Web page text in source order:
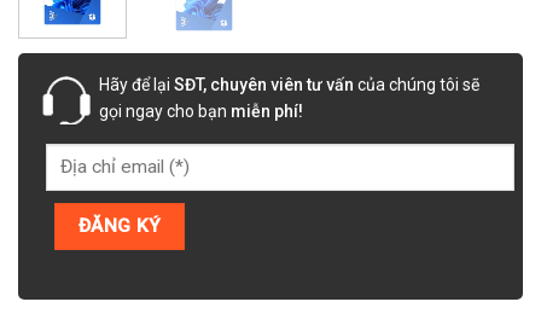
Hãy để lại SĐT, chuyên viên tư vấn của chúng tôi sẽ
gọi ngay cho bạn miễn phí!